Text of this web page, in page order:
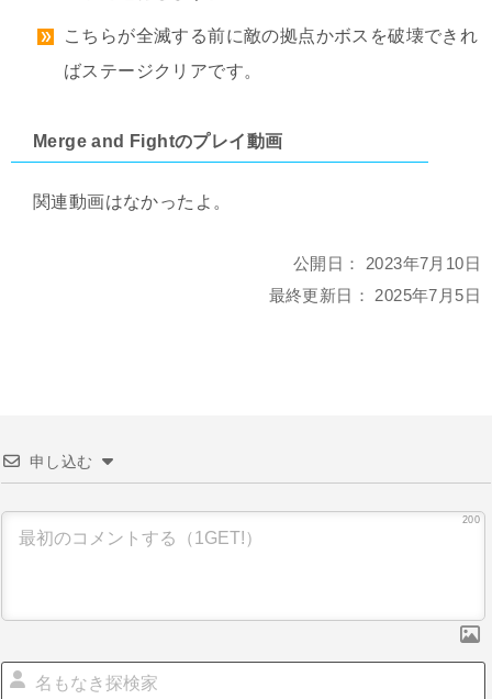
こちらが全滅する前に敵の拠点かボスを破壊できれ
ばステージクリアです。
Merge and Fightのプレイ動画
関連動画はなかったよ。
公開日： 2023年7月10日
最終更新日：2025年7月5日
申し込む
200